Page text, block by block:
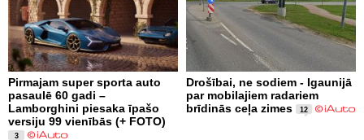
Pirmajam super sporta auto
pasaulē 60 gadi –
Lamborghini piesaka īpašo
versiju 99 vienībās (+ FOTO)
3
Drošībai, ne sodiem - Igaunijā
par mobilajiem radariem
brīdinās ceļa zimes
12